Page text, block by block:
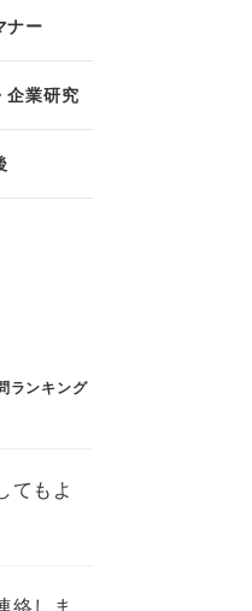
ナー
企業研究
ランキング
てもよ
絡しま